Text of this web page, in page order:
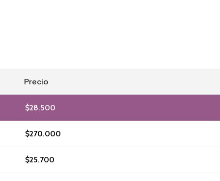
Precio
$28.500
$270.000
$25.700